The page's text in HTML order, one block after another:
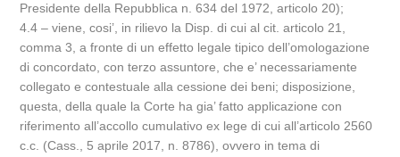
Presidente della Repubblica n. 634 del 1972, articolo 20);
4.4 – viene, cosi’, in rilievo la Disp. di cui al cit. articolo 21,
comma 3, a fronte di un effetto legale tipico dell’omologazione
di concordato, con terzo assuntore, che e’ necessariamente
collegato e contestuale alla cessione dei beni; disposizione,
questa, della quale la Corte ha gia’ fatto applicazione con
riferimento all’accollo cumulativo ex lege di cui all’articolo 2560
c.c. (Cass., 5 aprile 2017, n. 8786), ovvero in tema di